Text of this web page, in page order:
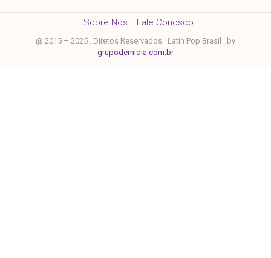
Sobre Nós | Fale Conosco
@ 2015 – 2025 . Diretos Reservados . Latin Pop Brasil . by
grupodemidia.com.br